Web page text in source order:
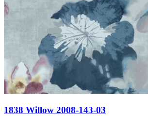
1838 Willow 2008-143-03